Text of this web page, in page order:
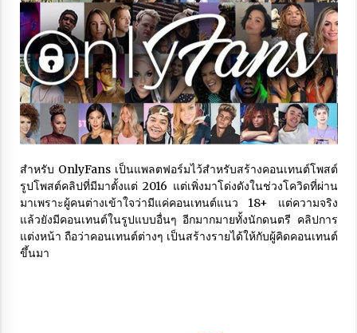
กับราคาเท่านี้
3 months ago
จบในเครื่องเดียว รีวิว OPPO Find X8 Pro สมดุลที่ลงตัว
ระหว่างงานอาร์ตและเทคโนโลยี
4 months ago
Samsung A36 5G ตำนานบทใหม่ งบหมื่นต้นแต่ได้ฟีเจอร์
4 months ago
มือถือสุดคุ้มแห่งปี ลองแล้วกับ HONOR X9c 5G บอกเลย
เกินคาด
4 months ago
สำหรับ OnlyFans เป็นแพลตฟอร์มไว้สำหรับสร้างคอนเทนต์โพสต์
รูปโพสต์คลิปที่มีมาตั้งแต่ 2016 แต่เพิ่งมาโด่งดังในช่วงโควิดที่ผ่าน
มาเพราะผู้คนต่างเข้าใจว่ามีแค่คอนเทนต์แนว 18+ แต่ความจริง
แล้วยังมีคอนเทนต์ในรูปแบบอื่นๆ อีกมากมายทั้งนักดนตรี คลิปการ
แต่งหน้า ถือว่าคอนเทนต์ต่างๆ เป็นสร้างรายได้ให้กับผู้คิดคอนเทนต์
ขึ้นมา